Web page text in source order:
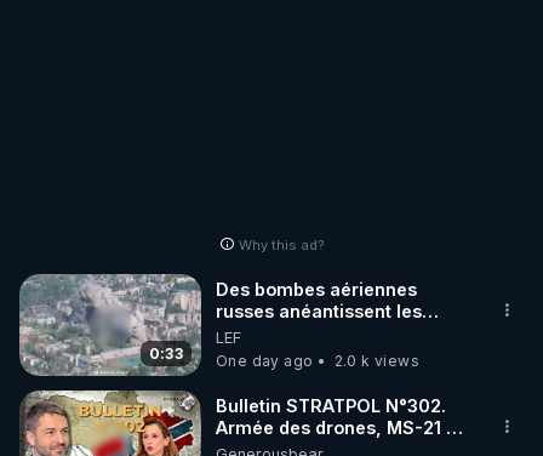
Why this ad?
0:33
Des bombes aériennes
russes anéantissent les
centres de contrôle de
drones de 3 brigades
ukrainienne
LEF
One day ago
2.0 k views
Bulletin STRATPOL N°302.
Armée des drones, MS-21 en
série, missiles coréens.